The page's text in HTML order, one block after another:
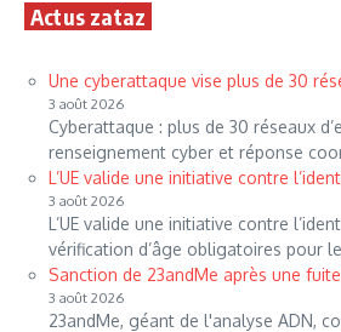
Actus zataz
Une cyberattaque vise plus de 30
3 août 2026
Cyberattaque : plus de 30 réseaux
renseignement cyber et réponse
L’UE valide une initiative contre
3 août 2026
L’UE valide une initiative contre
vérification d’âge obligatoires pour
Sanction de 23andMe après une
3 août 2026
23andMe, géant de l'analyse ADN,